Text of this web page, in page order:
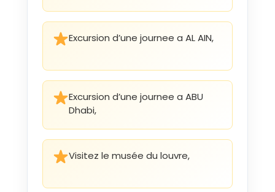
Excursion d’une journee a AL AIN,
Excursion d’une journee a ABU
Dhabi,
Visitez le musée du louvre,